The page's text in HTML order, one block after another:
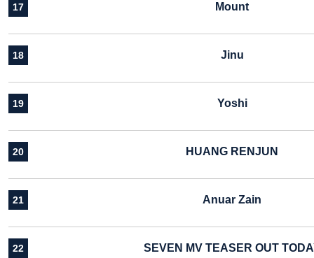
17 Mount
18 Jinu
19 Yoshi
20 HUANG RENJUN
21 Anuar Zain
22 SEVEN MV TEASER OUT